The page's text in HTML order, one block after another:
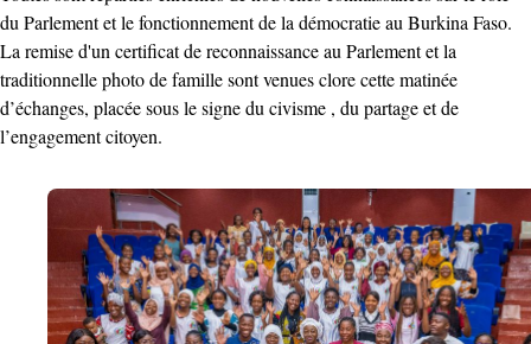
du Parlement et le fonctionnement de la démocratie au Burkina Faso.
La remise d'un certificat de reconnaissance au Parlement et la
traditionnelle photo de famille sont venues clore cette matinée
d’échanges, placée sous le signe du civisme , du partage et de
l’engagement citoyen.